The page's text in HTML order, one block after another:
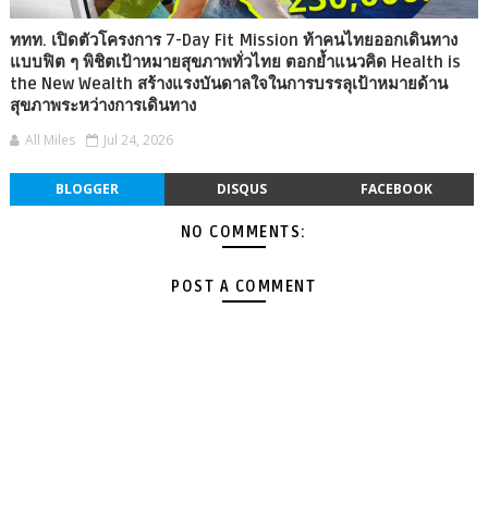
ททท. เปิดตัวโครงการ 7-Day Fit Mission ท้าคนไทยออกเดินทาง
แบบฟิต ๆ พิชิตเป้าหมายสุขภาพทั่วไทย ตอกย้ำแนวคิด Health is
the New Wealth สร้างแรงบันดาลใจในการบรรลุเป้าหมายด้าน
สุขภาพระหว่างการเดินทาง
All Miles Jul 24, 2026
BLOGGER DISQUS FACEBOOK
NO COMMENTS:
POST A COMMENT